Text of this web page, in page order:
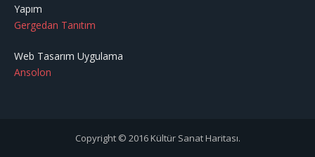
Yapım
Gergedan Tanıtım
Web Tasarım Uygulama
Ansolon
Copyright © 2016 Kültür Sanat Haritası.